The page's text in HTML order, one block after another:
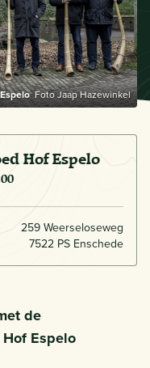
Foto Jaap Hazewinkel
Hof Espelo
259 Weerseloseweg
7522 PS Enschede
de
Espelo